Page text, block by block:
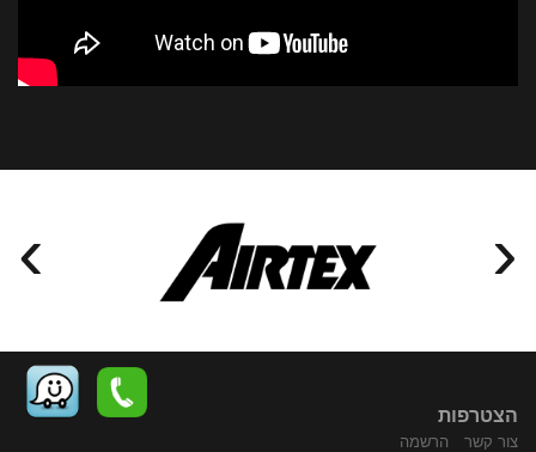
› ‹
הצטרפות
צור קשר הרשמה